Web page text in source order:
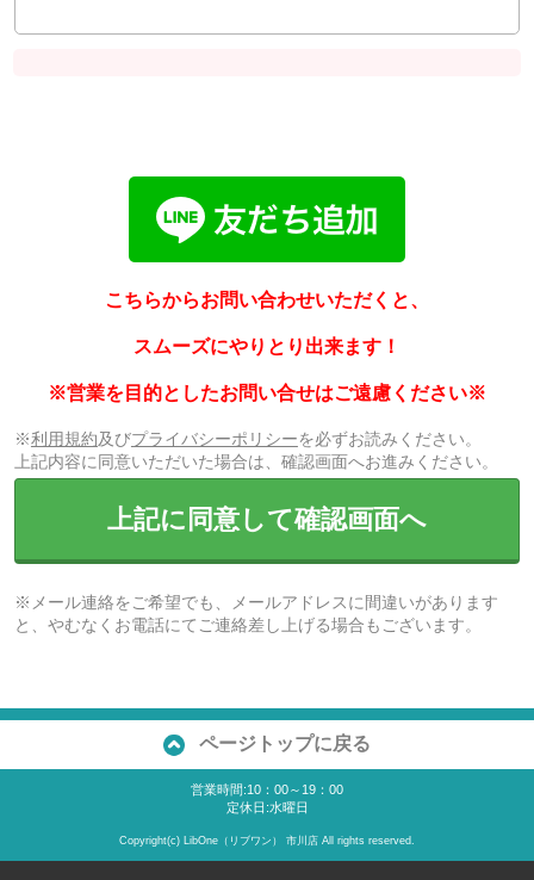
こちらからお問い合わせいただくと、
スムーズにやりとり出来ます！
※営業を目的としたお問い合せはご遠慮ください※
※利用規約及びプライバシーポリシーを必ずお読みください。
上記内容に同意いただいた場合は、確認画面へお進みください。
上記に同意して確認画面へ
※メール連絡をご希望でも、メールアドレスに間違いがあります
と、やむなくお電話にてご連絡差し上げる場合もございます。
ページトップに戻る
営業時間:10：00～19：00
定休日:水曜日
Copyright(c) LibOne（リブワン） 市川店 All rights reserved.